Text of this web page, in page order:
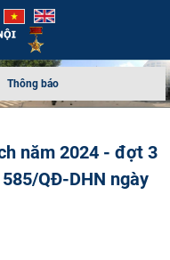
Thông báo
năm 2024 - đợt 3
QĐ-DHN ngày